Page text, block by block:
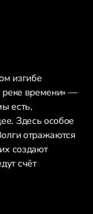
изгибе
реке времени» —
есть,
Здесь особое
отражаются
создают
счёт